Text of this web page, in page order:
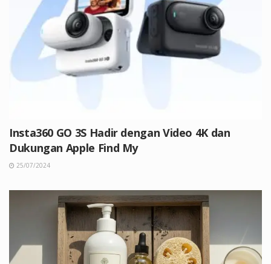
Insta360 GO 3S Hadir dengan Video 4K dan
Dukungan Apple Find My
25/07/2024